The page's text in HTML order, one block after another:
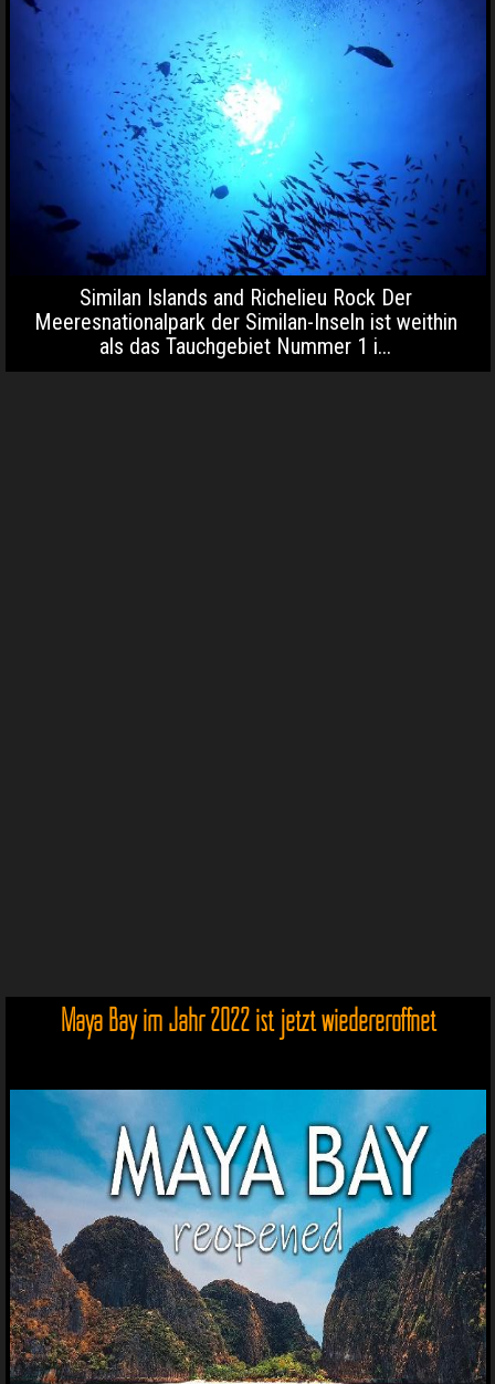
Similan Islands and Richelieu Rock Der
Meeresnationalpark der Similan-Inseln ist weithin
als das Tauchgebiet Nummer 1 i...
Maya Bay im Jahr 2022 ist jetzt wiedereröffnet